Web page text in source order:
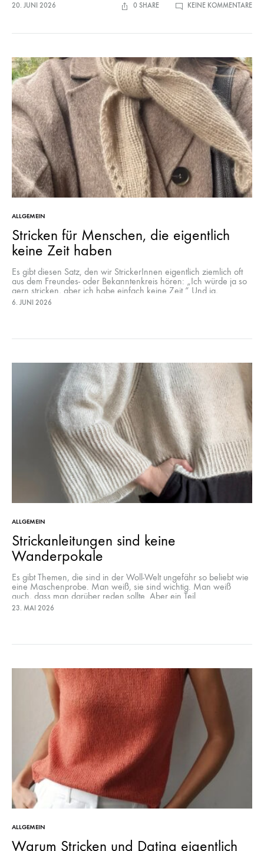
20. JUNI 2026 0 SHARE KEINE KOMMENTAREZU
ALLGEMEIN
Stricken für Menschen, die eigentlich
keine Zeit haben
Es gibt diesen Satz, den wir StrickerInnen eigentlich ziemlich oft
aus dem Freundes- oder Bekanntenkreis hören: „Ich würde ja so
gern stricken, aber ich habe einfach keine Zeit.“ Und ja,…
6. JUNI 2026
ALLGEMEIN
Strickanleitungen sind keine
Wanderpokale
Es gibt Themen, die sind in der Woll-Welt ungefähr so beliebt wie
eine Maschenprobe. Man weiß, sie sind wichtig. Man weiß
auch, dass man darüber reden sollte. Aber ein Teil…
23. MAI 2026
ALLGEMEIN
Warum Stricken und Dating eigentlich